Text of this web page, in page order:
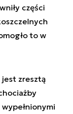
części
to w
jest zresztą